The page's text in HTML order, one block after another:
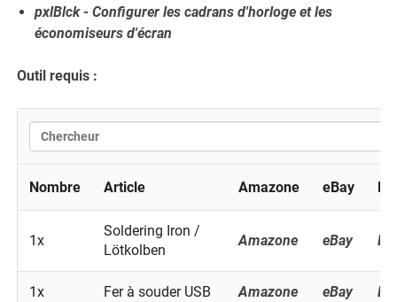
pxlBlck - Configurer les cadrans d'horloge et les
économiseurs d'écran
Outil requis :
Nombre Article Amazone eBay
1x
Soldering Iron /
Lötkolben
Amazone eBay
1x Fer à souder USB Amazone eBay